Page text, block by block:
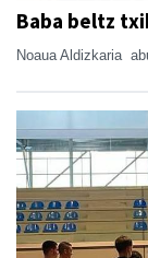
Baba beltz
Noaua Aldizkaria